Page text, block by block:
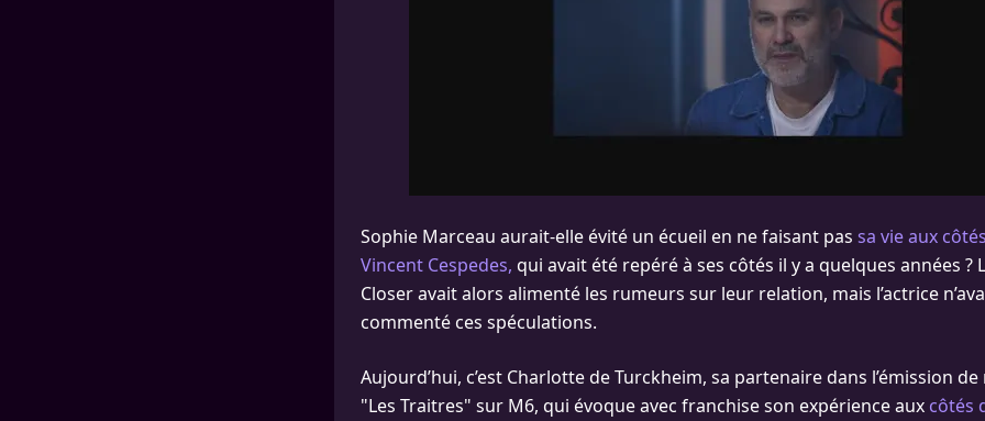
Sophie Marceau aurait-elle évité un écueil en ne faisant pas sa vie aux
Vincent Cespedes, qui avait été repéré à ses côtés il y a quelques années ?
Closer avait alors alimenté les rumeurs sur leur relation, mais l’actrice
commenté ces spéculations.
Aujourd’hui, c’est Charlotte de Turckheim, sa partenaire dans l’émission
"Les Traitres" sur M6, qui évoque avec franchise son expérience aux côtés